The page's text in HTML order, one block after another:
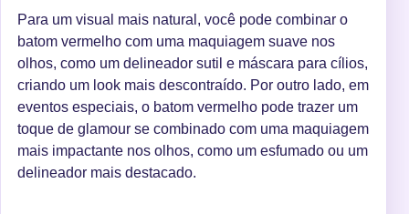
Para um visual mais natural, você pode combinar o
batom vermelho com uma maquiagem suave nos
olhos, como um delineador sutil e máscara para cílios,
criando um look mais descontraído. Por outro lado, em
eventos especiais, o batom vermelho pode trazer um
toque de glamour se combinado com uma maquiagem
mais impactante nos olhos, como um esfumado ou um
delineador mais destacado.